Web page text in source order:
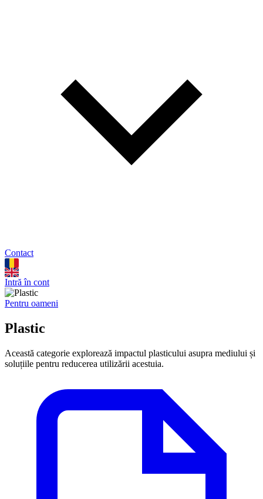
Contact
Intră în cont
Pentru oameni
Plastic
Această categorie explorează impactul plasticului asupra mediului și
soluțiile pentru reducerea utilizării acestuia.